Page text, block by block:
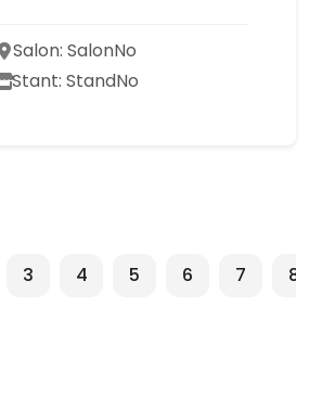
Salon: SalonNo
Stant: StandNo
3 4 5 6 7 8